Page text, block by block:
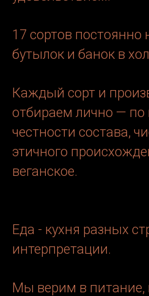
17 сортов постоянно
бутылок и банок в
Каждый сорт и
отбираем лично —
честности состава,
этичного
веганское.
Еда - кухня разных
интерпретации.
Мы верим в питание,